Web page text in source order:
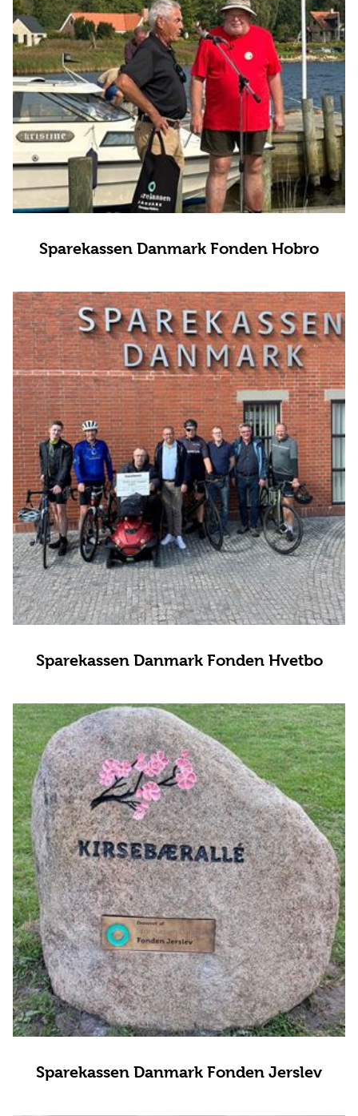
Sparekassen Danmark Fonden Hobro
Sparekassen Danmark Fonden Hvetbo
Sparekassen Danmark Fonden Jerslev